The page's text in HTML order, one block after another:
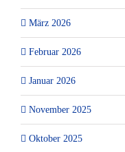
März 2026
Februar 2026
Januar 2026
November 2025
Oktober 2025